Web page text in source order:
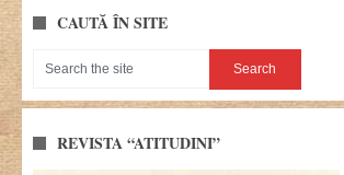
CAUTĂ ÎN SITE
REVISTA “ATITUDINI”